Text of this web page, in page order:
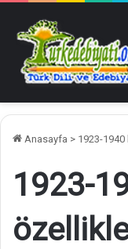
Anasayfa > 1923-
1923-